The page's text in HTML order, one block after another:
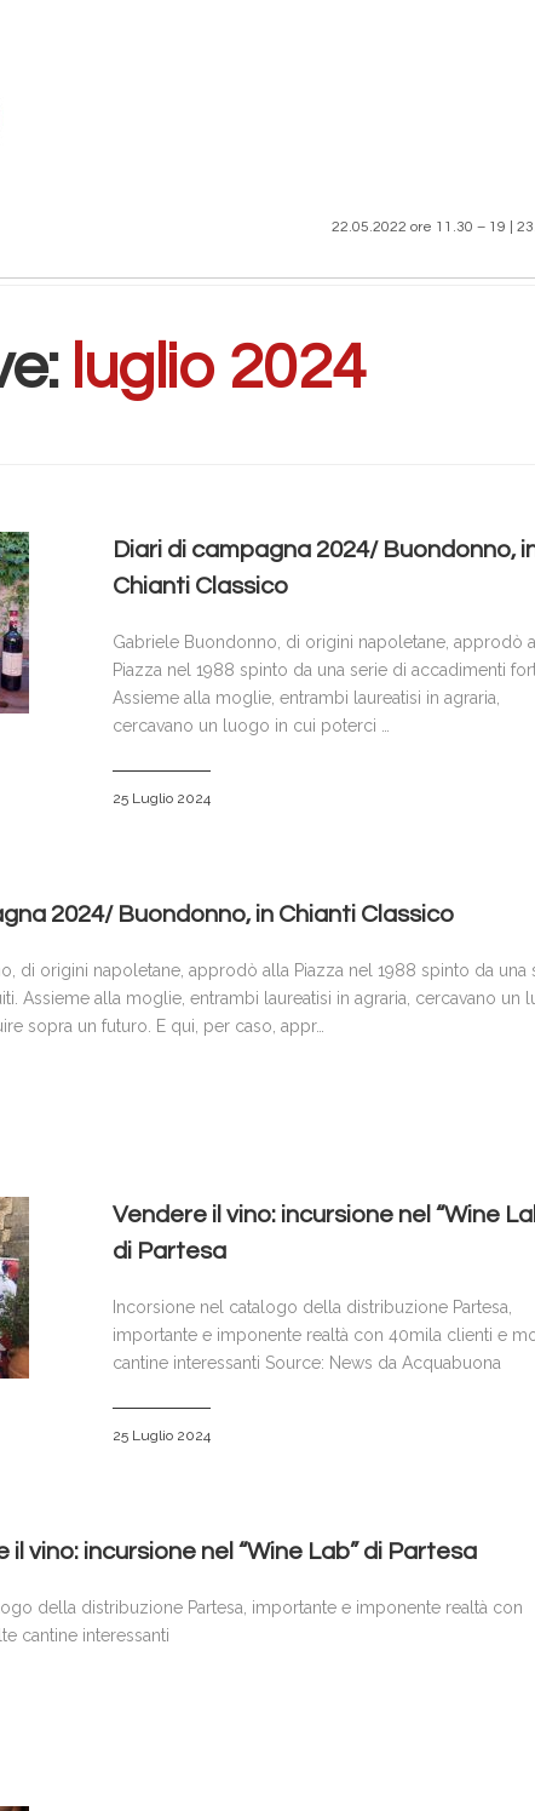
22.05.2022 ore 11.30 – 19 |
luglio 2024
Diari di campagna 2024/ Buondonno,
Chianti Classico
Gabriele Buondonno, di origini napoletane, approdò
Piazza nel 1988 spinto da una serie di accadimenti
Assieme alla moglie, entrambi laureatisi in agraria,
cercavano un luogo in cui poterci …
25 Luglio 2024
2024/ Buondonno, in Chianti Classico
di origini napoletane, approdò alla Piazza nel 1988 spinto da una
Assieme alla moglie, entrambi laureatisi in agraria, cercavano un
sopra un futuro. E qui, per caso, appr…
Vendere il vino: incursione nel “Wine
di Partesa
Incorsione nel catalogo della distribuzione Partesa,
importante e imponente realtà con 40mila clienti e
cantine interessanti Source: News da Acquabuona
25 Luglio 2024
il vino: incursione nel “Wine Lab” di Partesa
della distribuzione Partesa, importante e imponente realtà con
cantine interessanti